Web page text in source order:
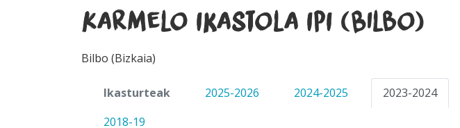
Karmelo Ikastola IPI (Bilbo)
Bilbo (Bizkaia)
Ikasturteak 2025-2026 2024-2025 2023-2024
2018-19